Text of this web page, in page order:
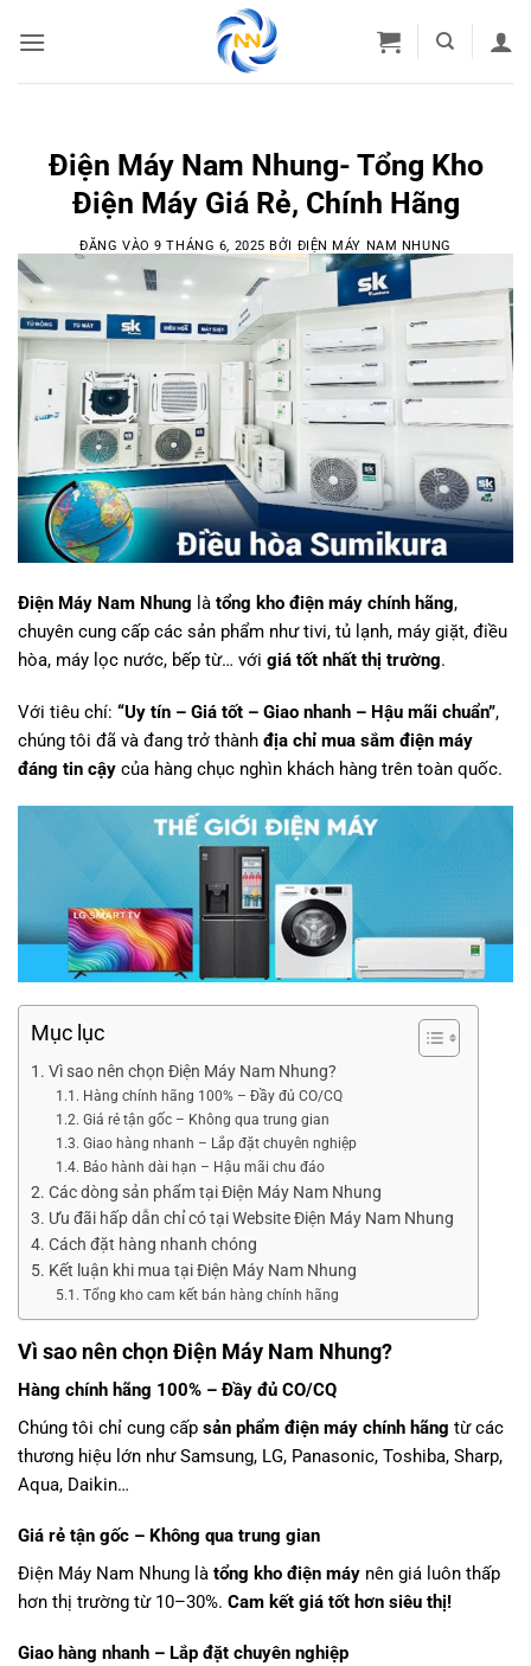
qua
Điện Máy Nam Nhung- Tổng Kho
Điện Máy Giá Rẻ, Chính Hãng
ĐĂNG VÀO9 THÁNG 6, 2025 BỞI ĐIỆN MÁY NAM NHUNG
Điện Máy Nam Nhung là tổng kho điện máy chính hãng,
chuyên cung cấp các sản phẩm như tivi, tủ lạnh, máy giặt, điều
hòa, máy lọc nước, bếp từ… với giá tốt nhất thị trường.
Với tiêu chí: “Uy tín – Giá tốt – Giao nhanh – Hậu mãi chuẩn”,
chúng tôi đã và đang trở thành địa chỉ mua sắm điện máy
đáng tin cậy của hàng chục nghìn khách hàng trên toàn quốc.
Mục lục
Vì sao nên chọn Điện Máy Nam Nhung?
Hàng chính hãng 100% – Đầy đủ CO/CQ
Giá rẻ tận gốc – Không qua trung gian
Giao hàng nhanh – Lắp đặt chuyên nghiệp
Bảo hành dài hạn – Hậu mãi chu đáo
Các dòng sản phẩm tại Điện Máy Nam Nhung
Ưu đãi hấp dẫn chỉ có tại Website Điện Máy Nam Nhung
Cách đặt hàng nhanh chóng
Kết luận khi mua tại Điện Máy Nam Nhung
Tổng kho cam kết bán hàng chính hãng
Vì sao nên chọn Điện Máy Nam Nhung?
Hàng chính hãng 100% – Đầy đủ CO/CQ
Chúng tôi chỉ cung cấp sản phẩm điện máy chính hãng từ các
thương hiệu lớn như Samsung, LG, Panasonic, Toshiba, Sharp,
Aqua, Daikin…
Giá rẻ tận gốc – Không qua trung gian
Điện Máy Nam Nhung là tổng kho điện máy nên giá luôn thấp
hơn thị trường từ 10–30%. Cam kết giá tốt hơn siêu thị!
Giao hàng nhanh – Lắp đặt chuyên nghiệp